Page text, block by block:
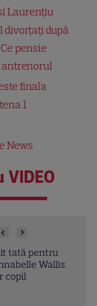
Laurențiu
divorțați după
pensie
finala
1
News
VIDEO
petrecere
pentru fiica ei,
ani și a avut o